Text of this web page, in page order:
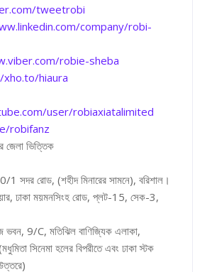
tweetrobi
company/robi-
robie-sheba
hiaura
user/robiaxiatalimited
robifanz
জেলা ভিত্তিক
1 সদর রোড, (শহীদ মিনারের সামনে), বরিশাল।
ঢাকা ময়মনসিংহ রোড, প্লট-15, সেক-3,
ভবন, 9/C, মতিঝিল বাণিজ্যিক এলাকা,
সিনেমা হলের বিপরীতে এবং ঢাকা স্টক